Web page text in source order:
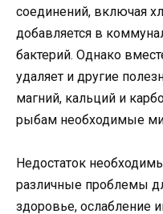
соединений, включая
добавляется в
бактерий. Однако
удаляет и другие
магний, кальций и
рыбам необходимые
Недостаток
различные проблемы
здоровье, ослабление